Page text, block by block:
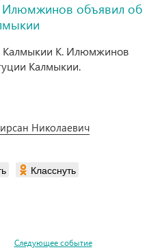
Илюмжинов объявил об
Калмыкии К. Илюмжинов
Калмыкии.
Николаевич
Класснуть
Следующее событие